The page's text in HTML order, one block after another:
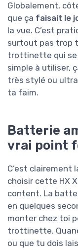
Globalement,
que ça faisait le
la vue. C’est
surtout pas trop
trottinette qui se
simple à utiliser,
très stylé ou
ta faim.
Batterie
vrai point
C’est clairement
choisir cette HX
content. La
en quelques
monter chez toi
trottinette.
ou que tu dois